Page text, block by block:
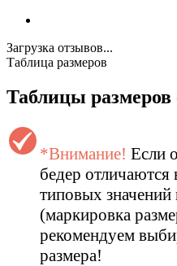
Загрузка отзывов...
Таблица размеров
Таблицы
*Внимание! Если
бедер
типовых значений
(маркировка
рекомендуем
размера!